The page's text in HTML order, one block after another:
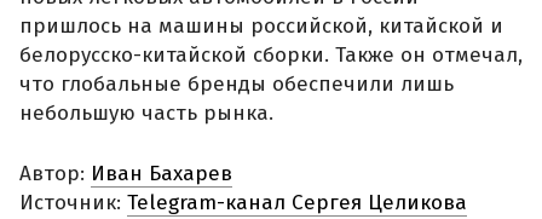
пришлось на машины российской, китайской и
белорусско-китайской сборки. Также он отмечал,
что глобальные бренды обеспечили лишь
небольшую часть рынка.
Автор: Иван Бахарев
Источник: Telegram-канал Сергея Целикова